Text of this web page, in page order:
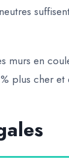
en
plus cher et